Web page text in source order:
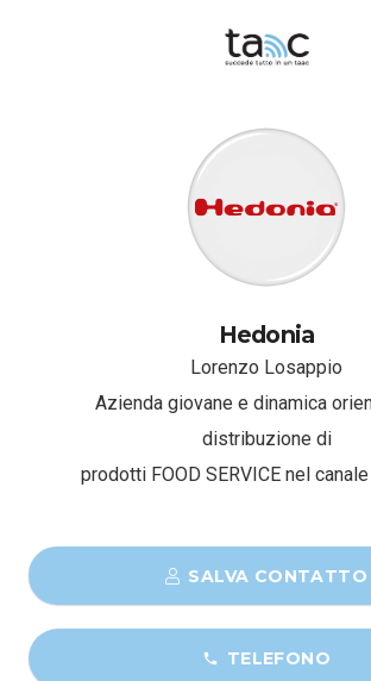
Hedonia
Lorenzo Losappio
Azienda giovane e dinamica
distribuzione di
prodotti FOOD SERVICE nel canale
SALVA CONTATTO
phone TELEFONO